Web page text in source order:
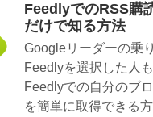
FeedlyでのRSS購
だけで知る方法
Googleリーダーの乗
Feedlyを選択した人
Feedlyでの自分のブ
を簡単に取得できる